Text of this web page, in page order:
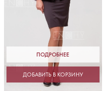
ПОДРОБНЕЕ
ДОБАВИТЬ В КОРЗИНУ